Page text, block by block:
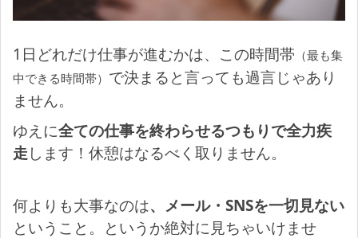
1日どれだけ仕事が進むかは、この時間帯 （最も集
中できる時間帯） で決まると言っても過言じゃあり
ません。
ゆえに全ての仕事を終わらせるつもりで全力疾
走します！休憩はなるべく取りません。
何よりも大事なのは、メール・SNSを一切見ない
ということ。というか絶対に見ちゃいけませ